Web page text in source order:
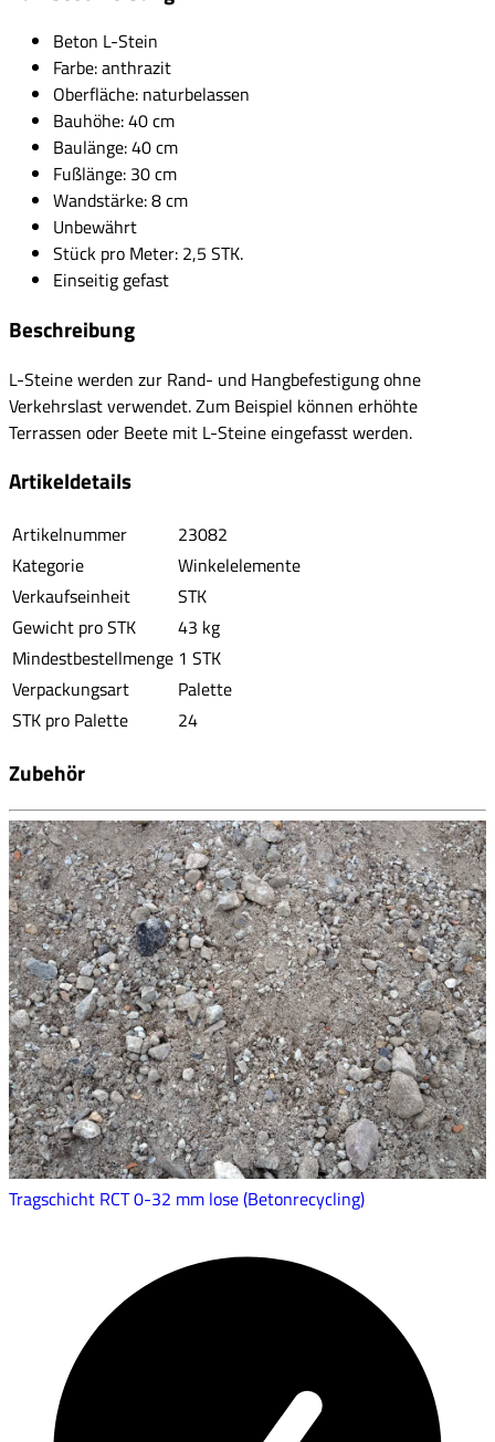
Beton L-Stein
Farbe: anthrazit
Oberfläche: naturbelassen
Bauhöhe: 40 cm
Baulänge: 40 cm
Fußlänge: 30 cm
Wandstärke: 8 cm
Unbewährt
Stück pro Meter: 2,5 STK.
Einseitig gefast
Beschreibung
L-Steine werden zur Rand- und Hangbefestigung ohne
Verkehrslast verwendet. Zum Beispiel können erhöhte
Terrassen oder Beete mit L-Steine eingefasst werden.
Artikeldetails
Artikelnummer
23082
Kategorie
Winkelelemente
Verkaufseinheit
STK
Gewicht pro STK
43 kg
Mindestbestellmenge 1 STK
Verpackungsart
Palette
STK pro Palette
24
Zubehör
Tragschicht RCT 0-32 mm lose (Betonrecycling)